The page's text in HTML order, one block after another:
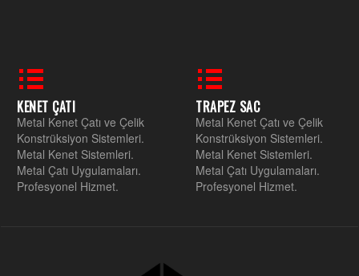
KENET ÇATI
Metal Kenet Çatı ve Çelik
Konstrüksiyon Sistemleri.
Metal Kenet Sistemleri.
Metal Çatı Uygulamaları.
Profesyonel Hizmet.
TRAPEZ SAC
Metal Kenet Çatı ve Çelik
Konstrüksiyon Sistemleri.
Metal Kenet Sistemleri.
Metal Çatı Uygulamaları.
Profesyonel Hizmet.